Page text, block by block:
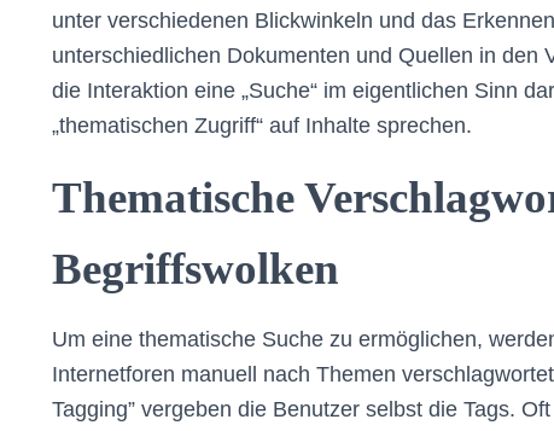
unter verschiedenen Blickwinkeln und das
unterschiedlichen Dokumenten und Quellen in den
die Interaktion eine „Suche“ im eigentlichen Sinn
„thematischen Zugriff“ auf Inhalte sprechen.
Thematische
Begriffswolken
Um eine thematische Suche zu ermöglichen,
Internetforen manuell nach Themen
Tagging” vergeben die Benutzer selbst die Tags.